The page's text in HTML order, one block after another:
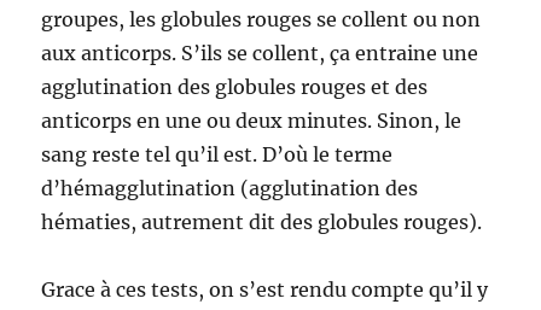
groupes, les globules rouges se collent ou non
aux anticorps. S’ils se collent, ça entraine une
agglutination des globules rouges et des
anticorps en une ou deux minutes. Sinon, le
sang reste tel qu’il est. D’où le terme
d’hémagglutination (agglutination des
hématies, autrement dit des globules rouges).
Grace à ces tests, on s’est rendu compte qu’il y